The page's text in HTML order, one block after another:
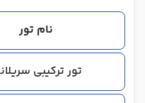
نام تور
تور ترکیبی